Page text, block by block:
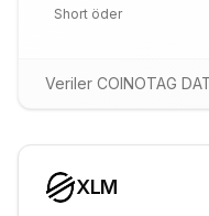
Short öder
Veriler COINOTAG
XLM